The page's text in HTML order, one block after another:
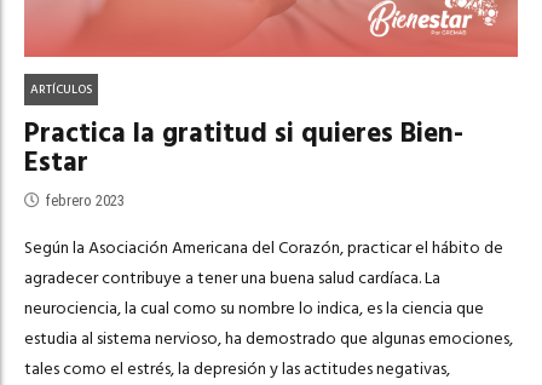
ARTÍCULOS
Practica la gratitud si quieres Bien-
Estar
febrero 2023
Según la Asociación Americana del Corazón, practicar el hábito de
agradecer contribuye a tener una buena salud cardíaca. La
neurociencia, la cual como su nombre lo indica, es la ciencia que
estudia al sistema nervioso, ha demostrado que algunas emociones,
tales como el estrés, la depresión y las actitudes negativas,